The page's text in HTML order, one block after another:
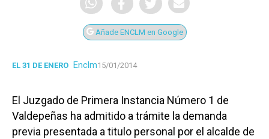
Añade ENCLM en Google
EL 31 DE ENERO Enclm15/01/2014
El Juzgado de Primera Instancia Número 1 de
Valdepeñas ha admitido a trámite la demanda
previa presentada a titulo personal por el alcalde de